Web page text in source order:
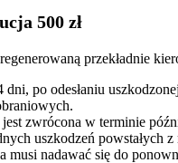
500 zł
przekładnie
dni, po odesłaniu
jest zwrócona w terminie
uszkodzeń
musi nadawać się do